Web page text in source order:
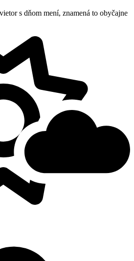
s dňom mení, znamená to obyčajne